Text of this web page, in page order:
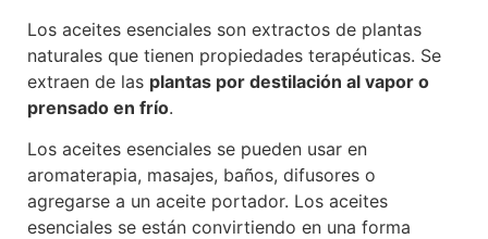
Los aceites esenciales son extractos de plantas
naturales que tienen propiedades terapéuticas. Se
extraen de las plantas por destilación al vapor o
prensado en frío.
Los aceites esenciales se pueden usar en
aromaterapia, masajes, baños, difusores o
agregarse a un aceite portador. Los aceites
esenciales se están convirtiendo en una forma